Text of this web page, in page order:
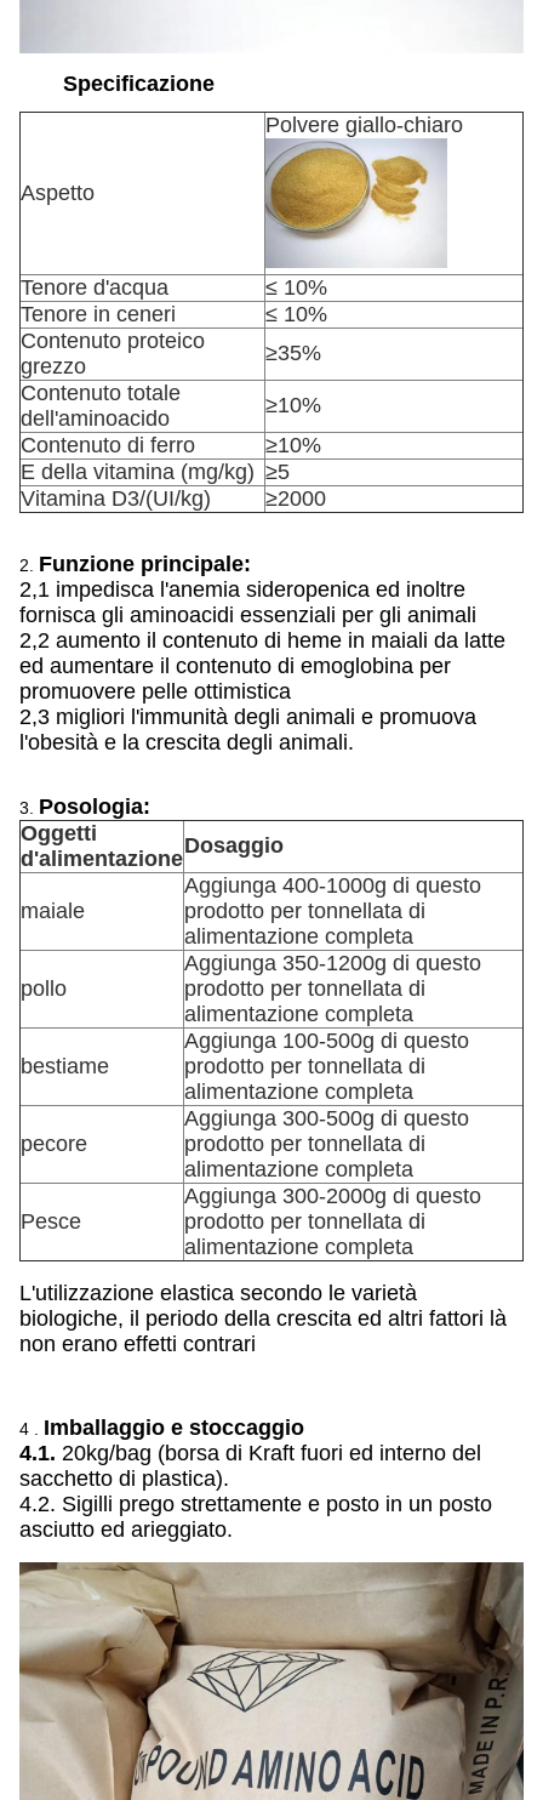
Specificazione
Aspetto
Polvere giallo-chiaro
Tenore d'acqua
≤ 10%
Tenore in ceneri
≤ 10%
Contenuto proteico
grezzo
≥35%
Contenuto totale
dell'aminoacido
≥10%
Contenuto di ferro
≥10%
E della vitamina (mg/kg) ≥5
Vitamina D3/(UI/kg)
≥2000
2. Funzione principale:
2,1 impedisca l'anemia sideropenica ed inoltre
fornisca gli aminoacidi essenziali per gli animali
2,2 aumento il contenuto di heme in maiali da latte
ed aumentare il contenuto di emoglobina per
promuovere pelle ottimistica
2,3 migliori l'immunità degli animali e promuova
l'obesità e la crescita degli animali.
3. Posologia:
Oggetti
d'alimentazione
Dosaggio
maiale
Aggiunga 400-1000g di questo
prodotto per tonnellata di
alimentazione completa
pollo
Aggiunga 350-1200g di questo
prodotto per tonnellata di
alimentazione completa
bestiame
Aggiunga 100-500g di questo
prodotto per tonnellata di
alimentazione completa
pecore
Aggiunga 300-500g di questo
prodotto per tonnellata di
alimentazione completa
Pesce
Aggiunga 300-2000g di questo
prodotto per tonnellata di
alimentazione completa
L'utilizzazione elastica secondo le varietà
biologiche, il periodo della crescita ed altri fattori là
non erano effetti contrari
4 . Imballaggio e stoccaggio
4.1. 20kg/bag (borsa di Kraft fuori ed interno del
sacchetto di plastica).
4.2. Sigilli prego strettamente e posto in un posto
asciutto ed arieggiato.